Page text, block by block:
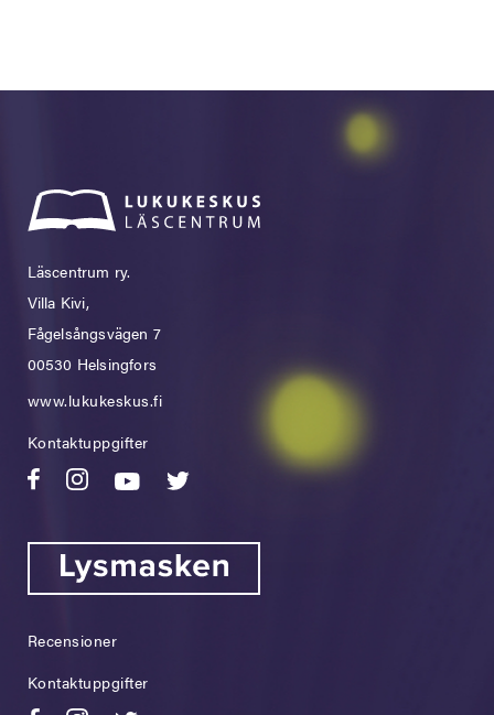
Läscentrum ry.
Villa Kivi,
Fågelsångsvägen 7
00530 Helsingfors
www.lukukeskus.fi
Kontaktuppgifter
Recensioner
Kontaktuppgifter